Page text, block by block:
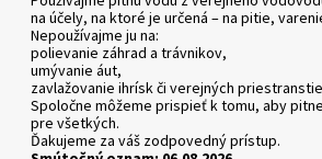
na účely, na ktoré je určená – na pitie,
Nepoužívajme ju na:
polievanie záhrad a trávnikov,
umývanie áut,
zavlažovanie ihrísk či verejných
Spoločne môžeme prispieť k tomu, aby
pre všetkých.
Ďakujeme za váš zodpovedný prístup.